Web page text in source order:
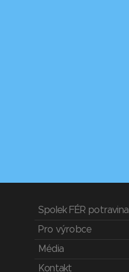
Spolek FÉR potravina
Pro výrobce
Média
Kontakt